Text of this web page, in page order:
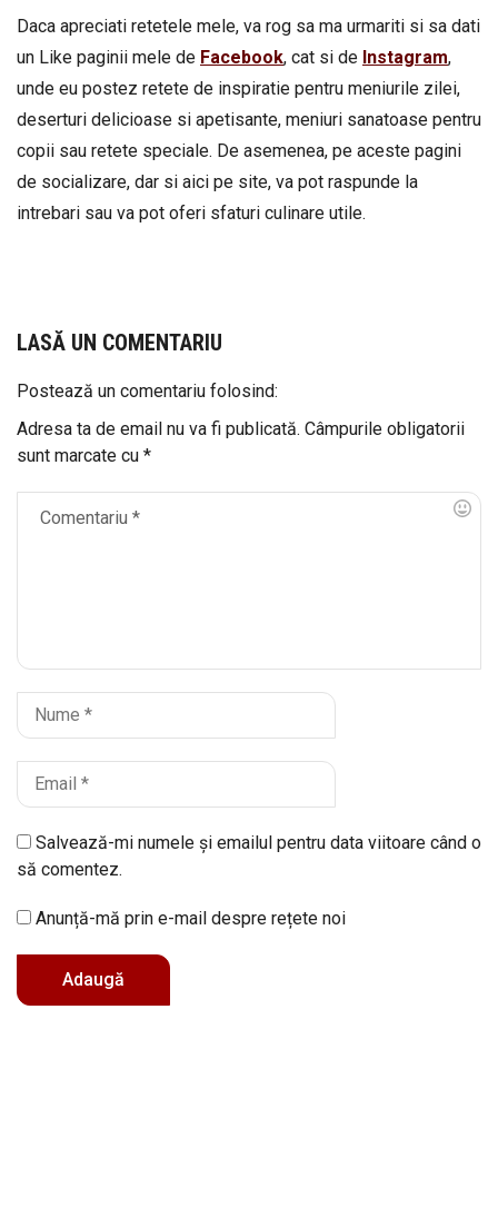
Daca apreciati retetele mele, va rog sa ma urmariti si sa dati
un Like paginii mele de Facebook, cat si de Instagram,
unde eu postez retete de inspiratie pentru meniurile zilei,
deserturi delicioase si apetisante, meniuri sanatoase pentru
copii sau retete speciale. De asemenea, pe aceste pagini
de socializare, dar si aici pe site, va pot raspunde la
intrebari sau va pot oferi sfaturi culinare utile.
LASĂ UN COMENTARIU
Postează un comentariu folosind:
Adresa ta de email nu va fi publicată. Câmpurile obligatorii
sunt marcate cu *
Salvează-mi numele și emailul pentru data viitoare când o
să comentez.
Anunță-mă prin e-mail despre rețete noi